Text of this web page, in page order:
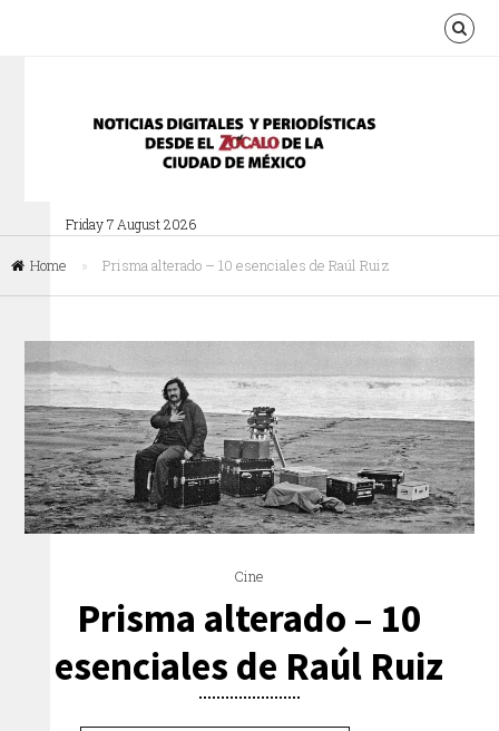
Friday 7 August 2026
Home » Prisma alterado – 10 esenciales de Raúl Ruiz
Cine
Prisma alterado – 10
esenciales de Raúl Ruiz